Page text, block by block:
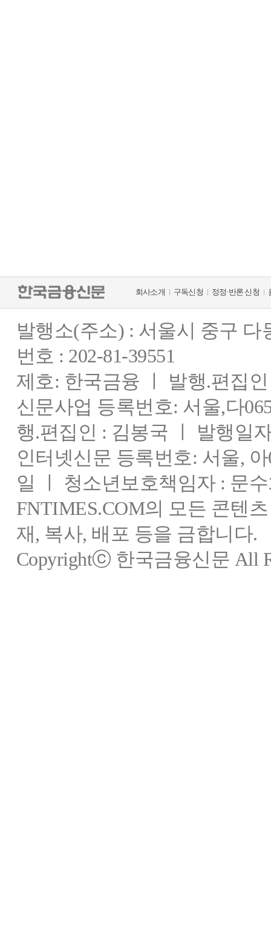
회사소개 구독신청 정정·반론 신청
발행소(주소) : 서울시 중구
번호 : 202-81-39551
제호: 한국금융 ㅣ 발행.편집
신문사업 등록번호: 서울,다
행.편집인 : 김봉국 ㅣ 발행일
인터넷신문 등록번호: 서울,
일 ㅣ 청소년보호책임자 : 문
FNTIMES.COM의 모든 콘텐
재, 복사, 배포 등을 금합니다.
Copyrightⓒ 한국금융신문 All